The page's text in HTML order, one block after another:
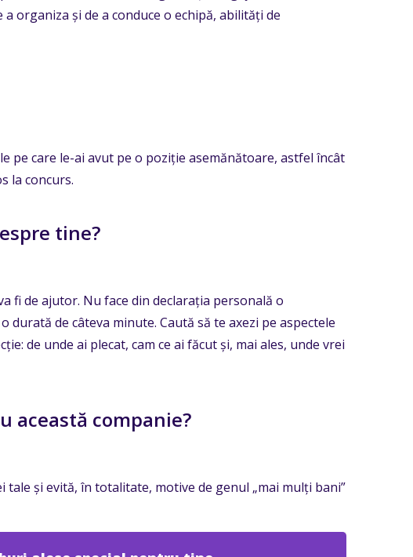
organiza și de a conduce o echipă, abilități de
pe care le-ai avut pe o poziție asemănătoare, astfel încât
la concurs.
tine?
fi de ajutor. Nu face din declarația personală o
de câteva minute. Caută să te axezi pe aspectele
de unde ai plecat, cam ce ai făcut și, mai ales, unde vrei
această companie?
tale și evită, în totalitate, motive de genul „mai mulți bani”